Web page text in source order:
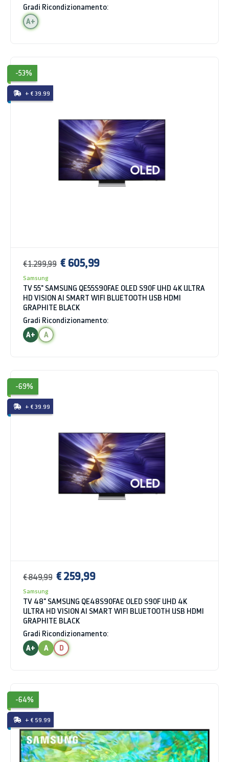
Gradi Ricondizionamento:
A+
-53%
+ € 39.99
€ 1.299,99 € 605,99
Samsung
TV 55" SAMSUNG QE55S90FAE OLED S90F UHD 4K ULTRA
HD VISION AI SMART WIFI BLUETOOTH USB HDMI
GRAPHITE BLACK
Gradi Ricondizionamento:
A+
A
-69%
+ € 39.99
€ 849,99 € 259,99
Samsung
TV 48" SAMSUNG QE48S90FAE OLED S90F UHD 4K
ULTRA HD VISION AI SMART WIFI BLUETOOTH USB HDMI
GRAPHITE BLACK
Gradi Ricondizionamento:
A+
A D
-64%
+ € 59.99